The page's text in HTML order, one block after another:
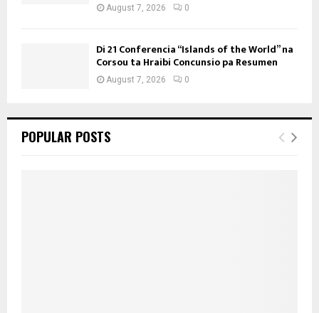
August 7, 2026 0
Di 21 Conferencia “Islands of the World” na
Corsou ta Hraibi Concunsio pa Resumen
August 7, 2026 0
POPULAR POSTS